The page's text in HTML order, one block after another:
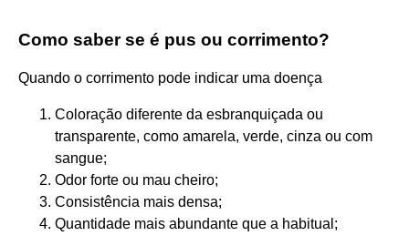
Como saber se é pus ou corrimento?
Quando o corrimento pode indicar uma doença
Coloração diferente da esbranquiçada ou
transparente, como amarela, verde, cinza ou com
sangue;
Odor forte ou mau cheiro;
Consistência mais densa;
Quantidade mais abundante que a habitual;